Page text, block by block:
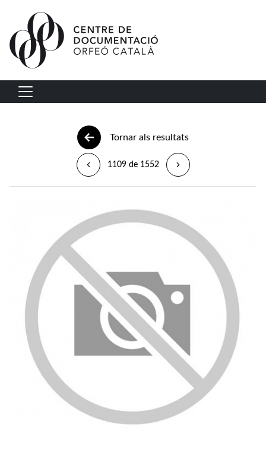
Vés al contingut
Navegació principal
Tornar als resultats
1109 de 1552